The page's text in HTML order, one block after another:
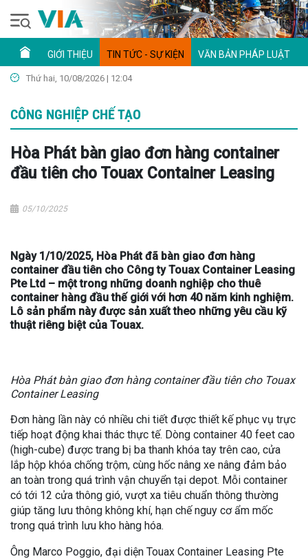
GIỚI THIỆU TIN TỨC - SỰ KIỆN VĂN BẢN PHÁP LUẬT
Thứ hai, 10/08/2026 | 12:04
CÔNG NGHIỆP CHẾ TẠO
Hòa Phát bàn giao đơn hàng container
đầu tiên cho Touax Container Leasing
05/10/2025
Ngày 1/10/2025, Hòa Phát đã bàn giao đơn hàng
container đầu tiên cho Công ty Touax Container Leasing
Pte Ltd – một trong những doanh nghiệp cho thuê
container hàng đầu thế giới với hơn 40 năm kinh nghiệm.
Lô sản phẩm này được sản xuất theo những yêu cầu kỹ
thuật riêng biệt của Touax.
Hòa Phát bàn giao đơn hàng container đầu tiên cho Touax
Container Leasing
Đơn hàng lần này có nhiều chi tiết được thiết kế phục vụ trực
tiếp hoạt động khai thác thực tế. Dòng container 40 feet cao
(high-cube) được trang bị ba thanh khóa tay trên cao, cửa
lắp hộp khóa chống trộm, cùng hốc nâng xe nâng đảm bảo
an toàn trong quá trình vận chuyển tại depot. Mỗi container
có tới 12 cửa thông gió, vượt xa tiêu chuẩn thông thường
giúp tăng lưu thông không khí, hạn chế nguy cơ ẩm mốc
trong quá trình lưu kho hàng hóa.
Ông Marco Poggio, đại diện Touax Container Leasing Pte